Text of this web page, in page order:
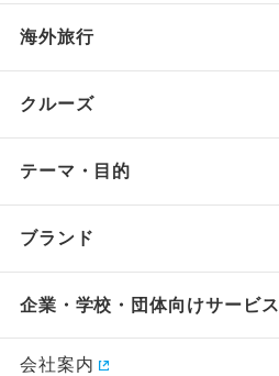
海外旅行
クルーズ
テーマ・目的
ブランド
企業・学校・団体向けサービス
会社案内